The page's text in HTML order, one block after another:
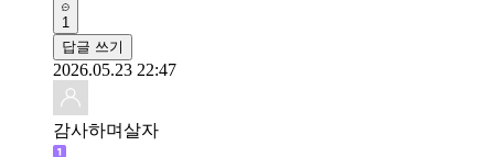
1
답글 쓰기
2026.05.23 22:47
감사하며살자